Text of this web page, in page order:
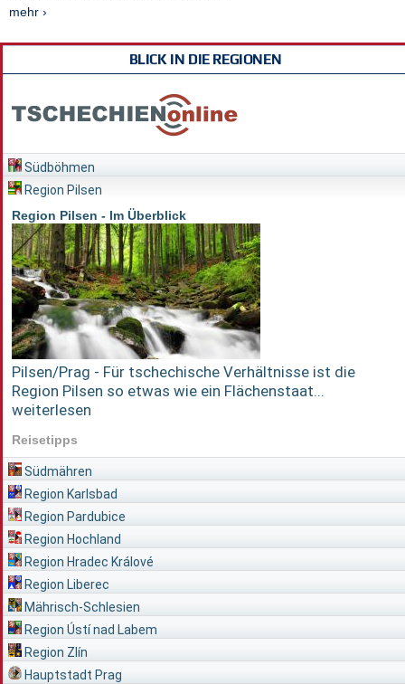
mehr ›
BLICK IN DIE REGIONEN
Südböhmen
Region Pilsen
Region Pilsen - Im Überblick
Pilsen/Prag - Für tschechische Verhältnisse ist die
Region Pilsen so etwas wie ein Flächenstaat...
weiterlesen
Reisetipps
Südmähren
Region Karlsbad
Region Pardubice
Region Hochland
Region Hradec Králové
Region Liberec
Mährisch-Schlesien
Region Ústí nad Labem
Region Zlín
Hauptstadt Prag